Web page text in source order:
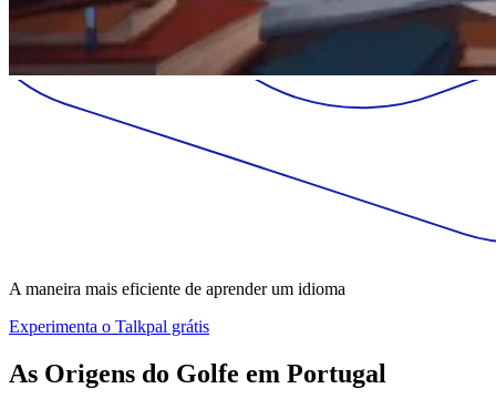
A maneira mais eficiente de aprender um idioma
Experimenta o Talkpal grátis
As Origens do Golfe em Portugal